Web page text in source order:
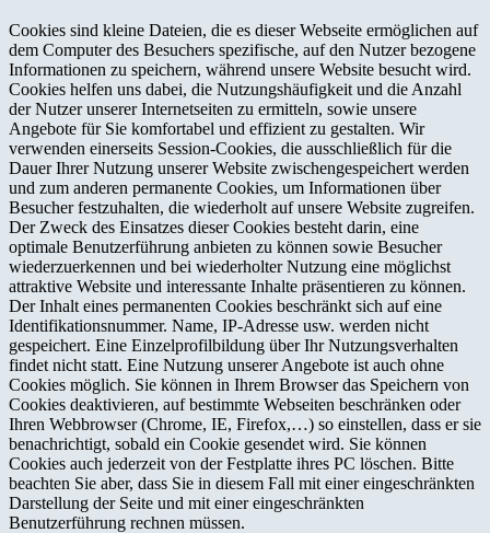
Cookies sind kleine Dateien, die es dieser Webseite ermöglichen auf
dem Computer des Besuchers spezifische, auf den Nutzer bezogene
Informationen zu speichern, während unsere Website besucht wird.
Cookies helfen uns dabei, die Nutzungshäufigkeit und die Anzahl
der Nutzer unserer Internetseiten zu ermitteln, sowie unsere
Angebote für Sie komfortabel und effizient zu gestalten. Wir
verwenden einerseits Session-Cookies, die ausschließlich für die
Dauer Ihrer Nutzung unserer Website zwischengespeichert werden
und zum anderen permanente Cookies, um Informationen über
Besucher festzuhalten, die wiederholt auf unsere Website zugreifen.
Der Zweck des Einsatzes dieser Cookies besteht darin, eine
optimale Benutzerführung anbieten zu können sowie Besucher
wiederzuerkennen und bei wiederholter Nutzung eine möglichst
attraktive Website und interessante Inhalte präsentieren zu können.
Der Inhalt eines permanenten Cookies beschränkt sich auf eine
Identifikationsnummer. Name, IP-Adresse usw. werden nicht
gespeichert. Eine Einzelprofilbildung über Ihr Nutzungsverhalten
findet nicht statt. Eine Nutzung unserer Angebote ist auch ohne
Cookies möglich. Sie können in Ihrem Browser das Speichern von
Cookies deaktivieren, auf bestimmte Webseiten beschränken oder
Ihren Webbrowser (Chrome, IE, Firefox,…) so einstellen, dass er sie
benachrichtigt, sobald ein Cookie gesendet wird. Sie können
Cookies auch jederzeit von der Festplatte ihres PC löschen. Bitte
beachten Sie aber, dass Sie in diesem Fall mit einer eingeschränkten
Darstellung der Seite und mit einer eingeschränkten
Benutzerführung rechnen müssen.